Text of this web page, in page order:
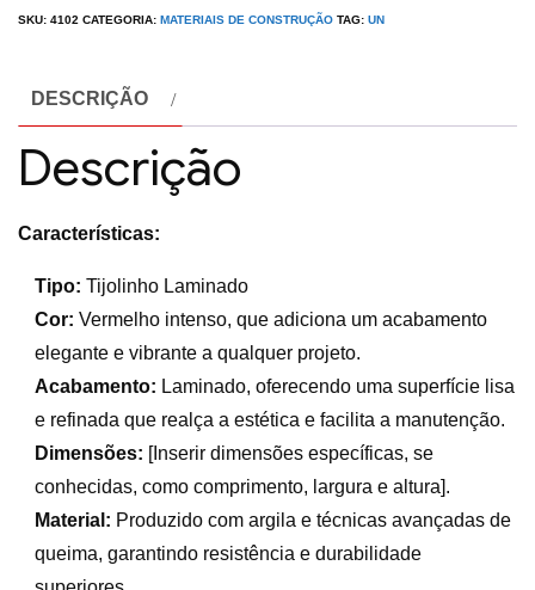
SKU: 4102 CATEGORIA: MATERIAIS DE CONSTRUÇÃO TAG: UN
DESCRIÇÃO
Descrição
Características:
Tipo: Tijolinho Laminado
Cor: Vermelho intenso, que adiciona um acabamento
elegante e vibrante a qualquer projeto.
Acabamento: Laminado, oferecendo uma superfície lisa
e refinada que realça a estética e facilita a manutenção.
Dimensões: [Inserir dimensões específicas, se
conhecidas, como comprimento, largura e altura].
Material: Produzido com argila e técnicas avançadas de
queima, garantindo resistência e durabilidade